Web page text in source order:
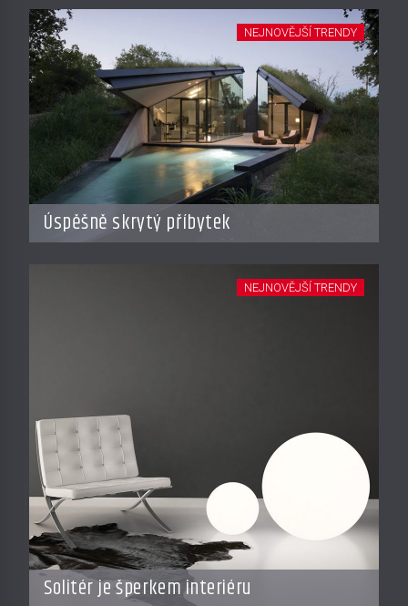
Úspěšně skrytý příbytek
NEJNOVĚJŠÍ TRENDY
Solitér je šperkem interiéru
NEJNOVĚJŠÍ TRENDY